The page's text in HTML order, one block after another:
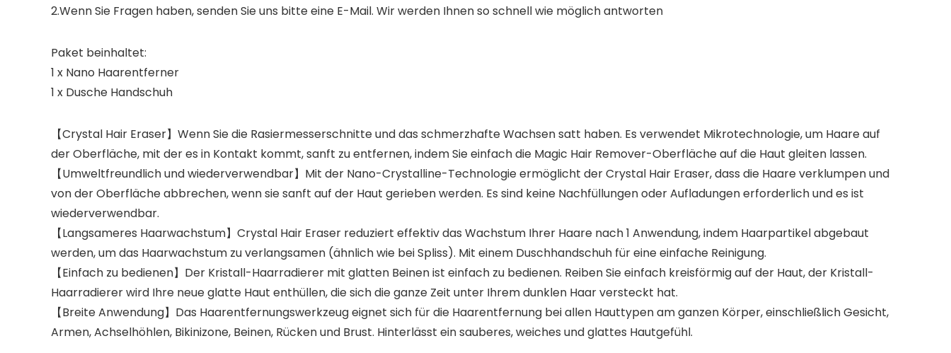
2.Wenn Sie Fragen haben, senden Sie uns bitte eine E-Mail. Wir werden Ihnen so schnell wie möglich antworten
Paket beinhaltet:
1 x Nano Haarentferner
1 x Dusche Handschuh
【Crystal Hair Eraser】Wenn Sie die Rasiermesserschnitte und das schmerzhafte Wachsen satt haben. Es verwendet Mikrotechnologie, um Haare auf
der Oberfläche, mit der es in Kontakt kommt, sanft zu entfernen, indem Sie einfach die Magic Hair Remover-Oberfläche auf die Haut gleiten lassen.
【Umweltfreundlich und wiederverwendbar】Mit der Nano-Crystalline-Technologie ermöglicht der Crystal Hair Eraser, dass die Haare verklumpen und
von der Oberfläche abbrechen, wenn sie sanft auf der Haut gerieben werden. Es sind keine Nachfüllungen oder Aufladungen erforderlich und es ist
wiederverwendbar.
【Langsameres Haarwachstum】Crystal Hair Eraser reduziert effektiv das Wachstum Ihrer Haare nach 1 Anwendung, indem Haarpartikel abgebaut
werden, um das Haarwachstum zu verlangsamen (ähnlich wie bei Spliss). Mit einem Duschhandschuh für eine einfache Reinigung.
【Einfach zu bedienen】Der Kristall-Haarradierer mit glatten Beinen ist einfach zu bedienen. Reiben Sie einfach kreisförmig auf der Haut, der Kristall-
Haarradierer wird Ihre neue glatte Haut enthüllen, die sich die ganze Zeit unter Ihrem dunklen Haar versteckt hat.
【Breite Anwendung】Das Haarentfernungswerkzeug eignet sich für die Haarentfernung bei allen Hauttypen am ganzen Körper, einschließlich Gesicht,
Armen, Achselhöhlen, Bikinizone, Beinen, Rücken und Brust. Hinterlässt ein sauberes, weiches und glattes Hautgefühl.